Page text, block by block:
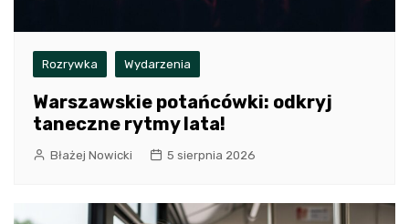
Rozrywka Wydarzenia
Warszawskie potańcówki: odkryj
taneczne rytmy lata!
Błażej Nowicki 5 sierpnia 2026